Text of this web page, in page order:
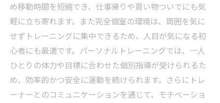
め移動時間を短縮でき、仕事帰りや買い物ついでにも気
軽に立ち寄れます。また完全個室の環境は、周囲を気に
せずトレーニングに集中できるため、人目が気になる初
心者にも最適です。パーソナルトレーニングでは、一人
ひとりの体力や目標に合わせた個別指導が受けられるた
め、効率的かつ安全に運動を続けられます。さらにトレ
ーナーとのコミュニケーションを通じて、モチベーショ